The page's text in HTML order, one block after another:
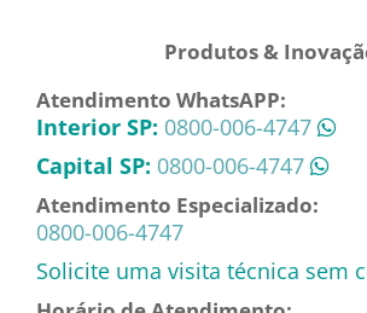
Produtos &
Atendimento WhatsAPP:
Interior SP: 0800-006-4747
Capital SP: 0800-006-4747
Atendimento Especializado:
0800-006-4747
Solicite uma visita técnica sem